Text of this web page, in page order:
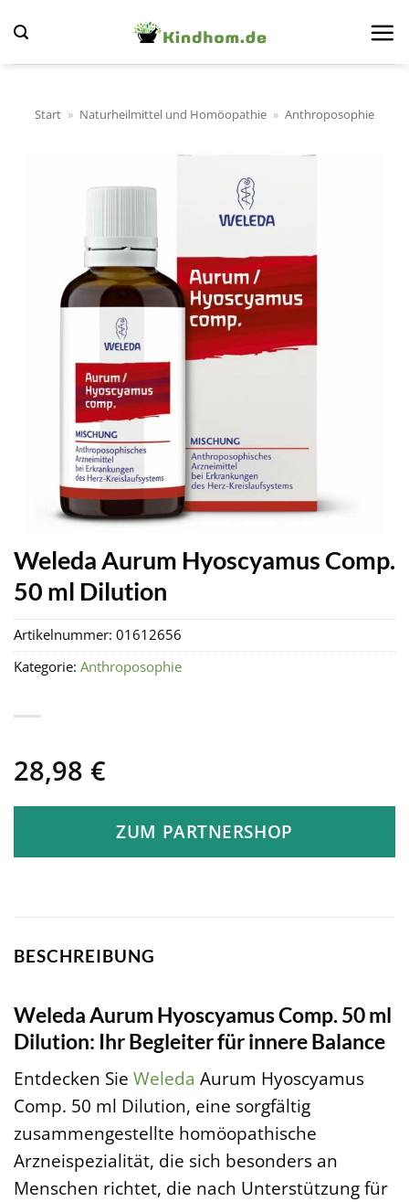
Inhalt
springen
Start » Naturheilmittel und Homöopathie » Anthroposophie
Weleda Aurum Hyoscyamus Comp.
50 ml Dilution
28,98 €
ZUM PARTNERSHOP
Artikelnummer: 01612656
Kategorie: Anthroposophie
BESCHREIBUNG
Weleda Aurum Hyoscyamus Comp. 50 ml
Dilution: Ihr Begleiter für innere Balance
Entdecken Sie Weleda Aurum Hyoscyamus
Comp. 50 ml Dilution, eine sorgfältig
zusammengestellte homöopathische
Arzneispezialität, die sich besonders an
Menschen richtet, die nach Unterstützung für